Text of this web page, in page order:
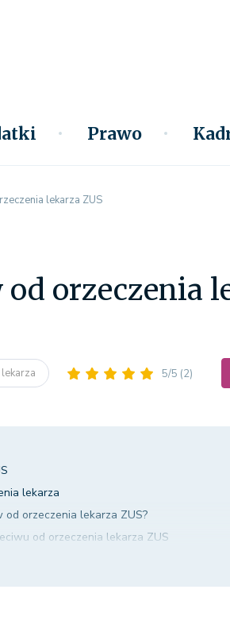
Prawo
lekarza ZUS
od orzeczenia
5/5 (2)
lekarza
od orzeczenia lekarza ZUS?
od orzeczenia lekarza ZUS